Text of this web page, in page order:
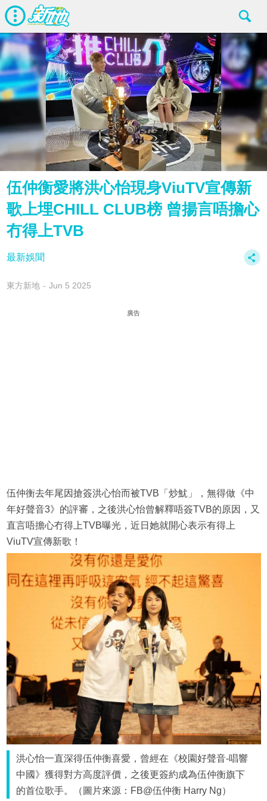
伍仲衡愛將洪心怡現身ViuTV宣傳新
歌上埋CHILL CLUB榜 曾揚言唔擔心
冇得上TVB
最新娛聞
東方新地 Jun 5 2025
廣告
伍仲衡去年尾因搶簽洪心怡而被TVB「炒魷」，無得做《中
年好聲音3》的評審，之後洪心怡曾解釋唔簽TVB的原因，又
直言唔擔心冇得上TVB曝光，近日她就開心表示有得上
ViuTV宣傳新歌！
洪心怡一直深得伍仲衡喜愛，曾經在《校園好聲音-唱響
中國》獲得對方高度評價，之後更簽約成為伍仲衡旗下
的首位歌手。（圖片來源：FB@伍仲衡 Harry Ng）